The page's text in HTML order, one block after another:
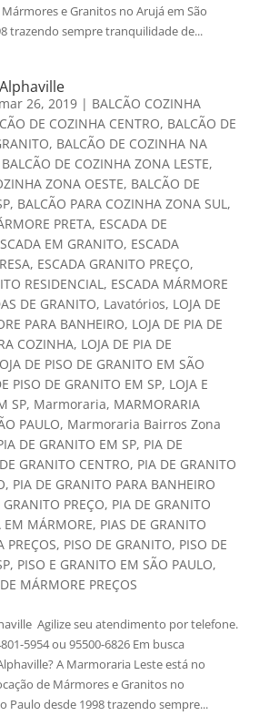
e Granitos no Arujá em São
trazendo sempre tranquilidade de...
mar 26, 2019| BALCÃO COZINHA
DE COZINHA CENTRO, BALCÃO DE
, BALCÃO DE COZINHA NA
BALCÃO DE COZINHA ZONA LESTE,
ZONA OESTE, BALCÃO DE
, BALCÃO PARA COZINHA ZONA SUL,
PRETA, ESCADA DE
EM GRANITO, ESCADA
, ESCADA GRANITO PREÇO,
RESIDENCIAL, ESCADA MÁRMORE
DE GRANITO, Lavatórios, LOJA DE
PARA BANHEIRO, LOJA DE PIA DE
COZINHA, LOJA DE PIA DE
DE PISO DE GRANITO EM SÃO
PISO DE GRANITO EM SP, LOJA E
SP, Marmoraria, MARMORARIA
PAULO, Marmoraria Bairros Zona
DE GRANITO EM SP, PIA DE
GRANITO CENTRO, PIA DE GRANITO
, PIA DE GRANITO PARA BANHEIRO
GRANITO PREÇO, PIA DE GRANITO
EM MÁRMORE, PIAS DE GRANITO
PREÇOS, PISO DE GRANITO, PISO DE
, PISO E GRANITO EM SÃO PAULO,
MÁRMORE PREÇOS
Agilize seu atendimento por telefone.
5954 ou 95500-6826 Em busca
A Marmoraria Leste está no
de Mármores e Granitos no
Paulo desde 1998 trazendo sempre...